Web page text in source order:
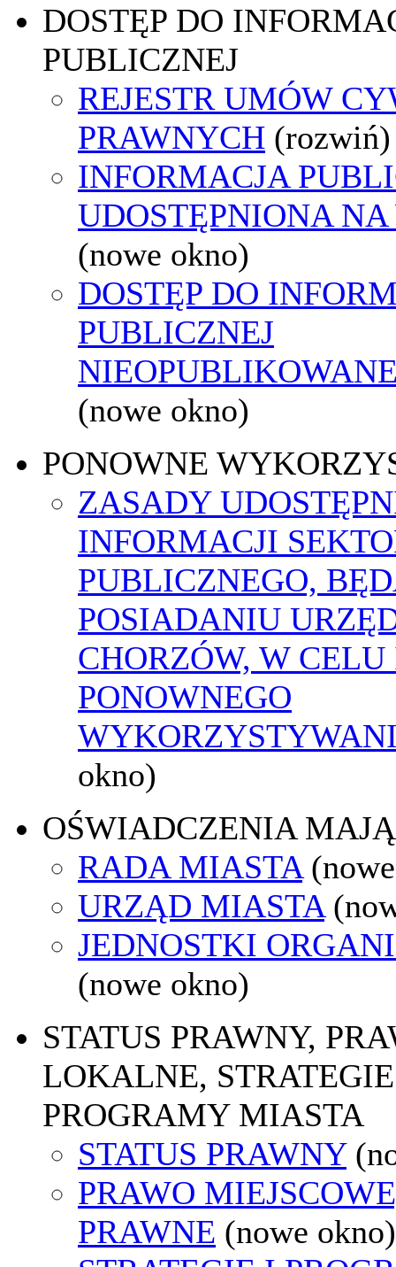
DOSTĘP DO
PUBLICZNEJ
REJESTR UMÓW
PRAWNYCH (rozwiń)
INFORMACJA
UDOSTĘPNIONA
(nowe okno)
DOSTĘP DO
PUBLICZNEJ
(nowe okno)
PONOWNE
ZASADY
INFORMACJI
PUBLICZNEGO,
POSIADANIU
CHORZÓW, W
PONOWNEGO
okno)
OŚWIADCZENIA
RADA MIASTA
URZĄD MIASTA
JEDNOSTKI
(nowe okno)
STATUS PRAWNY,
LOKALNE,
PROGRAMY MIASTA
STATUS PRAWNY
PRAWO
PRAWNE (nowe okno)